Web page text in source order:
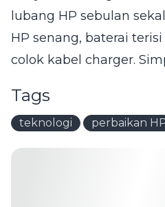
lubang HP sebulan
HP senang, baterai
colok kabel charger.
Tags
teknologi perbaikan